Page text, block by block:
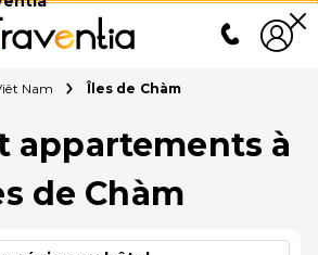
Nam Îles de Chàm
appartements à
de Chàm